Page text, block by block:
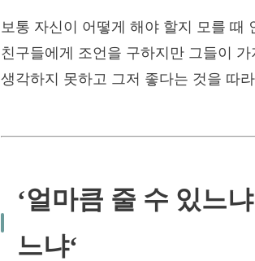
보통 자신이 어떻게 해야 할지 모를 때
친구들에게 조언을 구하지만 그들이
생각하지 못하고 그저 좋다는 것을 따
‘얼마큼 줄 수 있느
느냐‘